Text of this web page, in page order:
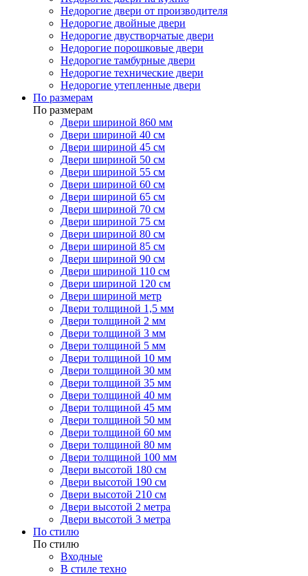
Недорогие двери от производителя
Недорогие двойные двери
Недорогие двустворчатые двери
Недорогие порошковые двери
Недорогие тамбурные двери
Недорогие технические двери
Недорогие утепленные двери
По размерам
По размерам
Двери шириной 860 мм
Двери шириной 40 см
Двери шириной 45 см
Двери шириной 50 см
Двери шириной 55 см
Двери шириной 60 см
Двери шириной 65 см
Двери шириной 70 см
Двери шириной 75 см
Двери шириной 80 см
Двери шириной 85 см
Двери шириной 90 см
Двери шириной 110 см
Двери шириной 120 см
Двери шириной метр
Двери толщиной 1,5 мм
Двери толщиной 2 мм
Двери толщиной 3 мм
Двери толщиной 5 мм
Двери толщиной 10 мм
Двери толщиной 30 мм
Двери толщиной 35 мм
Двери толщиной 40 мм
Двери толщиной 45 мм
Двери толщиной 50 мм
Двери толщиной 60 мм
Двери толщиной 80 мм
Двери толщиной 100 мм
Двери высотой 180 см
Двери высотой 190 см
Двери высотой 210 см
Двери высотой 2 метра
Двери высотой 3 метра
По стилю
По стилю
Входные
В стиле техно